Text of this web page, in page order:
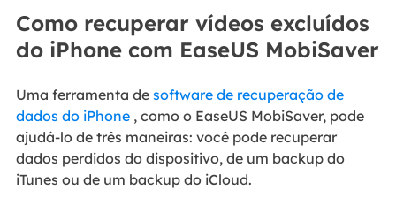
Como recuperar vídeos excluídos
do iPhone com EaseUS MobiSaver
Uma ferramenta de software de recuperação de
dados do iPhone, como o EaseUS MobiSaver, pode
ajudá-lo de três maneiras: você pode recuperar
dados perdidos do dispositivo, de um backup do
iTunes ou de um backup do iCloud.